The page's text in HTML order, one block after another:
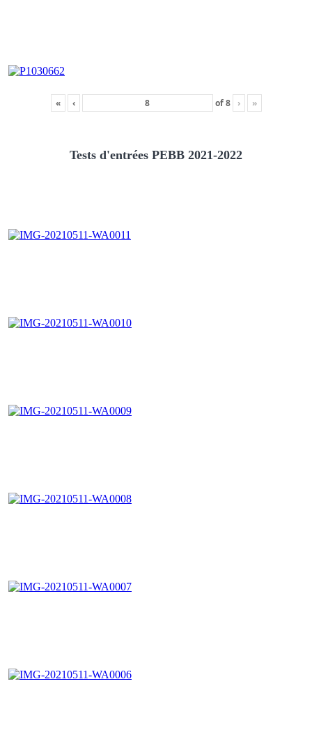
« ‹ of8 › »
Tests d'entrées PEBB 2021-2022